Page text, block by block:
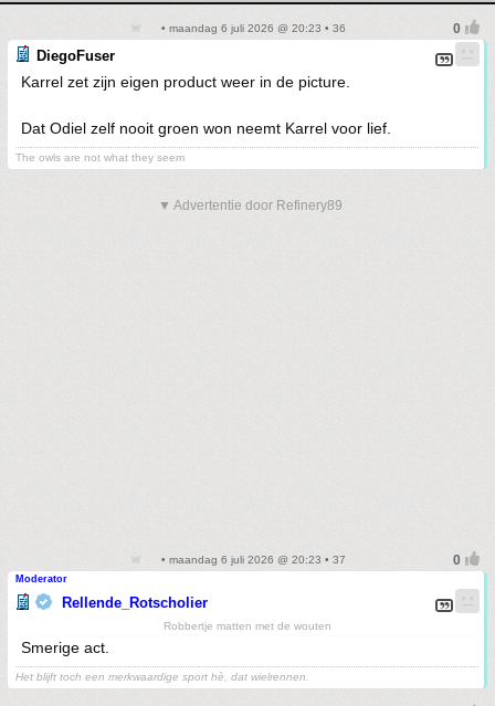
• maandag 6 juli 2026 @ 20:23 • 36
DiegoFuser
Karrel zet zijn eigen product weer in de picture.
Dat Odiel zelf nooit groen won neemt Karrel voor lief.
The owls are not what they seem
▼ Advertentie door Refinery89
• maandag 6 juli 2026 @ 20:23 • 37
Moderator
Rellende_Rotscholier
Robbertje matten met de wouten
Smerige act.
Het blijft toch een merkwaardige sport hè, dat wielrennen.